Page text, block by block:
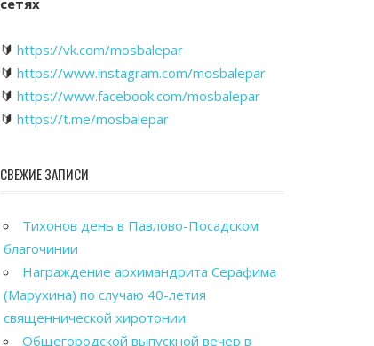
🔰 https://vk.com/mosbalepar
🔰 https://www.instagram.com/mosbalepar
🔰 https://www.facebook.com/mosbalepar
🔰 https://t.me/mosbalepar
СВЕЖИЕ ЗАПИСИ
Тихонов день в Павлово-Посадском
благочинии
Награждение архимандрита Серафима
(Марухина) по случаю 40-летия
священнической хиротонии
Общегородской выпускной вечер в